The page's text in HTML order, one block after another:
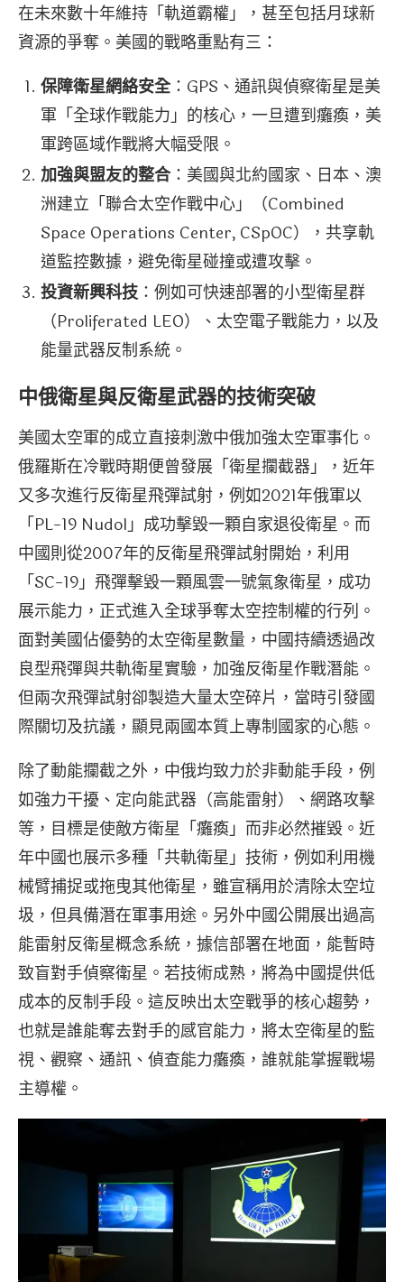
在未來數十年維持「軌道霸權」，甚至包括月球新
資源的爭奪。美國的戰略重點有三：
保障衛星網絡安全：GPS、通訊與偵察衛星是美
軍「全球作戰能力」的核心，一旦遭到癱瘓，美
軍跨區域作戰將大幅受限。
加強與盟友的整合：美國與北約國家、日本、澳
洲建立「聯合太空作戰中心」（Combined
Space Operations Center, CSpOC），共享軌
道監控數據，避免衛星碰撞或遭攻擊。
投資新興科技：例如可快速部署的小型衛星群
（Proliferated LEO）、太空電子戰能力，以及
能量武器反制系統。
中俄衛星與反衛星武器的技術突破
美國太空軍的成立直接刺激中俄加強太空軍事化。
俄羅斯在冷戰時期便曾發展「衛星攔截器」，近年
又多次進行反衛星飛彈試射，例如2021年俄軍以
「PL-19 Nudol」成功擊毀一顆自家退役衛星。而
中國則從2007年的反衛星飛彈試射開始，利用
「SC-19」飛彈擊毀一顆風雲一號氣象衛星，成功
展示能力，正式進入全球爭奪太空控制權的行列。
面對美國佔優勢的太空衛星數量，中國持續透過改
良型飛彈與共軌衛星實驗，加強反衛星作戰潛能。
但兩次飛彈試射卻製造大量太空碎片，當時引發國
際關切及抗議，顯見兩國本質上專制國家的心態。
除了動能攔截之外，中俄均致力於非動能手段，例
如強力干擾、定向能武器（高能雷射）、網路攻擊
等，目標是使敵方衛星「癱瘓」而非必然摧毀。近
年中國也展示多種「共軌衛星」技術，例如利用機
械臂捕捉或拖曳其他衛星，雖宣稱用於清除太空垃
圾，但具備潛在軍事用途。另外中國公開展出過高
能雷射反衛星概念系統，據信部署在地面，能暫時
致盲對手偵察衛星。若技術成熟，將為中國提供低
成本的反制手段。這反映出太空戰爭的核心趨勢，
也就是誰能奪去對手的感官能力，將太空衛星的監
視、觀察、通訊、偵查能力癱瘓，誰就能掌握戰場
主導權。